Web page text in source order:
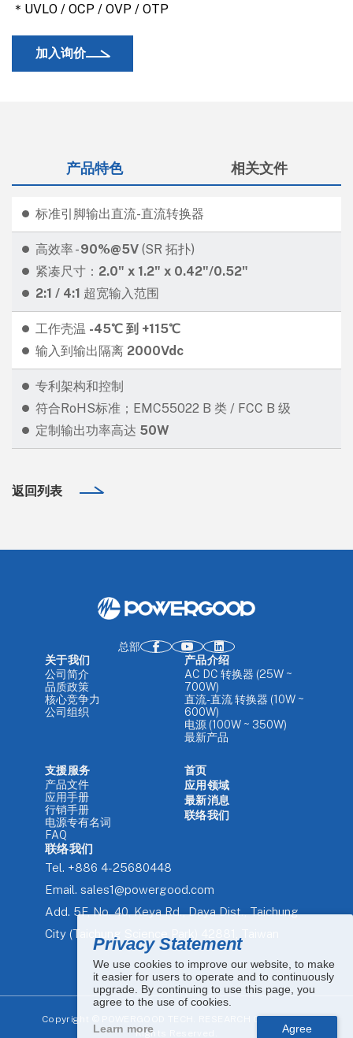
＊UVLO / OCP / OVP / OTP
加入询价
产品特色 相关文件
标准引脚输出直流-直流转换器
高效率 -90%@5V (SR 拓扑)
紧凑尺寸： 2.0" x 1.2" x 0.42"/0.52"
2:1 / 4:1 超宽输入范围
工作壳温 -45℃ 到 +115℃
输入到输出隔离 2000Vdc
专利架构和控制
符合RoHS标准；EMC55022 B 类 / FCC B 级
定制输出功率高达 50W
返回列表
Privacy Statement
We use cookies to improve our website, to make
it easier for users to operate and to continuously
upgrade. By continuing to use this page, you
agree to the use of cookies.
Learn more
总部
关于我们
公司简介
品质政策
核心竞争力
公司组织
产品介绍
AC DC 转换器 (25W ~
700W)
直流-直流 转换器 (10W ~
600W)
电源 (100W ~ 350W)
最新产品
支援服务
产品文件
应用手册
行销手册
电源专有名词
FAQ
首页
应用领域
最新消息
联络我们
联络我们
Tel. +886 4-25680448
Email. sales1@powergood.com
Add. 5F, No. 40, Keya Rd., Daya Dist., Taichung
City (Taichung Science Park) 42881, Taiwan
Copyright ©
POWERGOOD TECH. RESEARCH CO., LTD. All
Rights Reserved.